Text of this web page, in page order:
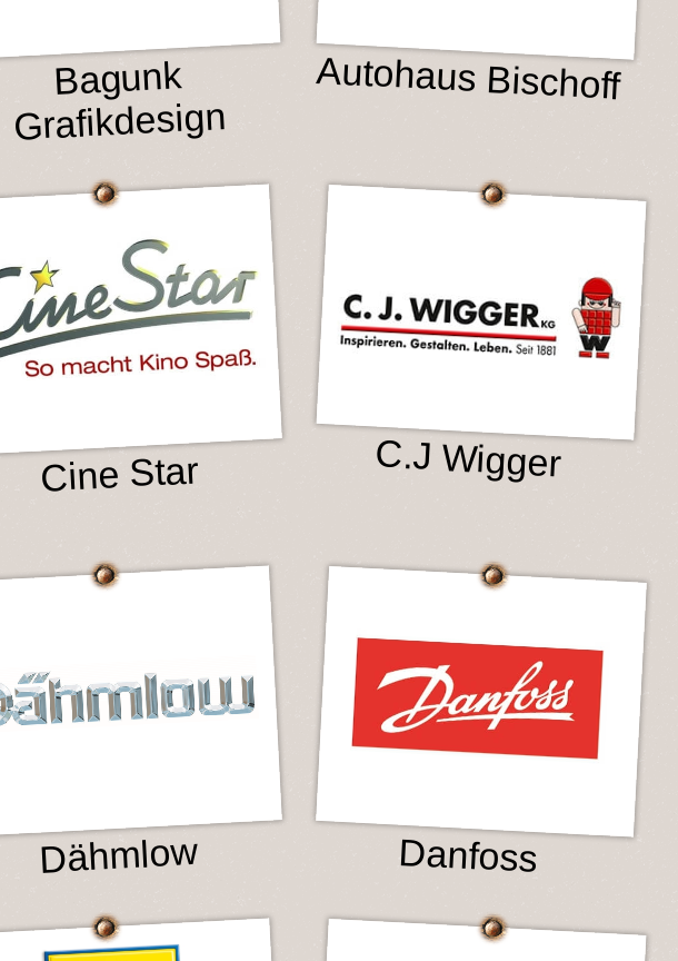
Bagunk
Grafikdesign
Autohaus Bischoff
Cine Star C.J Wigger
Dähmlow Danfoss